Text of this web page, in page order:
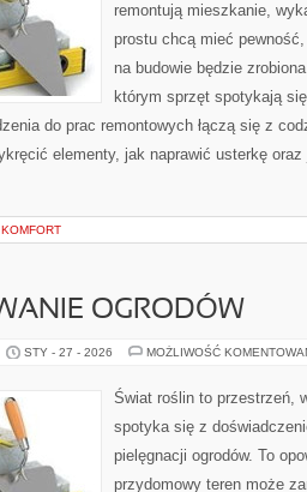
remontują mieszkanie,
prostu chcą mieć
na budowie będzie
którym sprzęt spotykają
do prac remontowych łączą się z
elementy, jak naprawić usterkę
OGRODÓW
STY - 27 - 2026 MOŻLIWOŚĆ
Świat roślin to przestrzeń,
spotyka się z
pielęgnacji ogrodów. To
przydomowy teren może